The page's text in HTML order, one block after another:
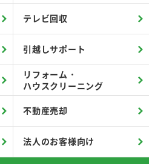
テレビ回収
引越しサポート
リフォーム・
ハウスクリーニング
不動産売却
法人のお客様向け